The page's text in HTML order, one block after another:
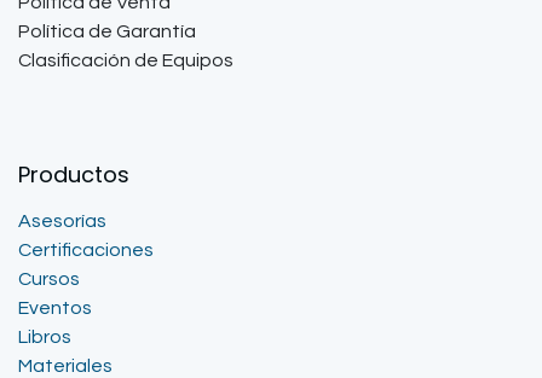
Política de Garantía
Clasificación de Equipos
Productos
Asesorías
Certificaciones
Cursos
Eventos
Libros
Materiales